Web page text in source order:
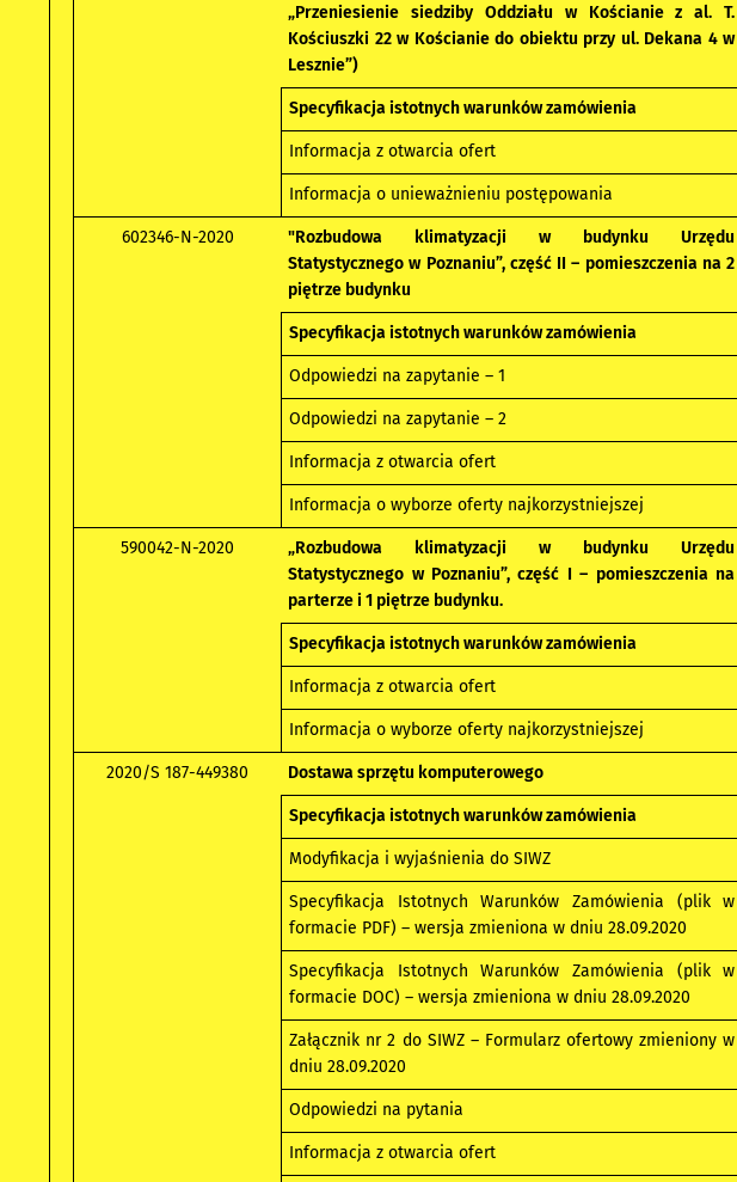
„Przeniesienie siedziby Oddziału w Kościanie z al. T.
Kościuszki 22 w Kościanie do obiektu przy ul. Dekana 4 w
Lesznie”)
Specyfikacja istotnych warunków zamówienia
Informacja z otwarcia ofert
Informacja o unieważnieniu postępowania
602346-N-2020
"Rozbudowa klimatyzacji w budynku Urzędu
Statystycznego w Poznaniu”, część II – pomieszczenia na 2
piętrze budynku
Specyfikacja istotnych warunków zamówienia
Odpowiedzi na zapytanie – 1
Odpowiedzi na zapytanie – 2
Informacja z otwarcia ofert
Informacja o wyborze oferty najkorzystniejszej
590042-N-2020
„Rozbudowa klimatyzacji w budynku Urzędu
Statystycznego w Poznaniu”, część I – pomieszczenia na
parterze i 1 piętrze budynku.
Specyfikacja istotnych warunków zamówienia
Informacja z otwarcia ofert
Informacja o wyborze oferty najkorzystniejszej
2020/S 187-449380 Dostawa sprzętu komputerowego
Specyfikacja istotnych warunków zamówienia
Modyfikacja i wyjaśnienia do SIWZ
Specyfikacja Istotnych Warunków Zamówienia (plik w
formacie PDF) – wersja zmieniona w dniu 28.09.2020
Specyfikacja Istotnych Warunków Zamówienia (plik w
formacie DOC) – wersja zmieniona w dniu 28.09.2020
Załącznik nr 2 do SIWZ – Formularz ofertowy zmieniony w
dniu 28.09.2020
Odpowiedzi na pytania
Informacja z otwarcia ofert